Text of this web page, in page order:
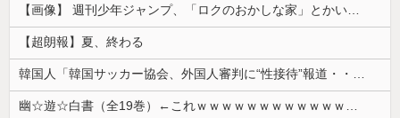
【画像】 週刊少年ジャンプ、「ロクのおかしな家」とかいう微妙な漫画を巻頭カラーにしたせいで100万部切る
【超朗報】夏、終わる
韓国人「韓国サッカー協会、外国人審判に“性接待”報道・・・」→「2002年の審判買収が事実だったのか？」「日本人が言ってたこと正しかったね・・・...
幽☆遊☆白書（全19巻）←これｗｗｗｗｗｗｗｗｗｗｗｗｗｗ